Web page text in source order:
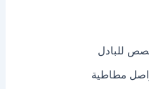
للبادل
مطاطية